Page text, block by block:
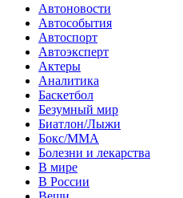
Автоновости
Автособытия
Автоспорт
Автоэксперт
Актеры
Аналитика
Баскетбол
Безумный мир
Биатлон/Лыжи
Бокс/MMA
Болезни и лекарства
В мире
В России